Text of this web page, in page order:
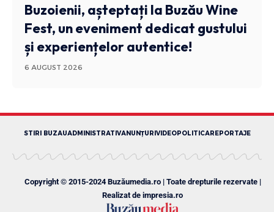
Buzoienii, așteptați la Buzău Wine
Fest, un eveniment dedicat gustului
și experiențelor autentice!
6 AUGUST 2026
STIRI BUZAUADMINISTRATIVANUNȚURI VIDEOPOLITICAREPORTAJE
Copyright © 2015-2024 Buzăumedia.ro | Toate drepturile rezervate |
Realizat de impresia.ro